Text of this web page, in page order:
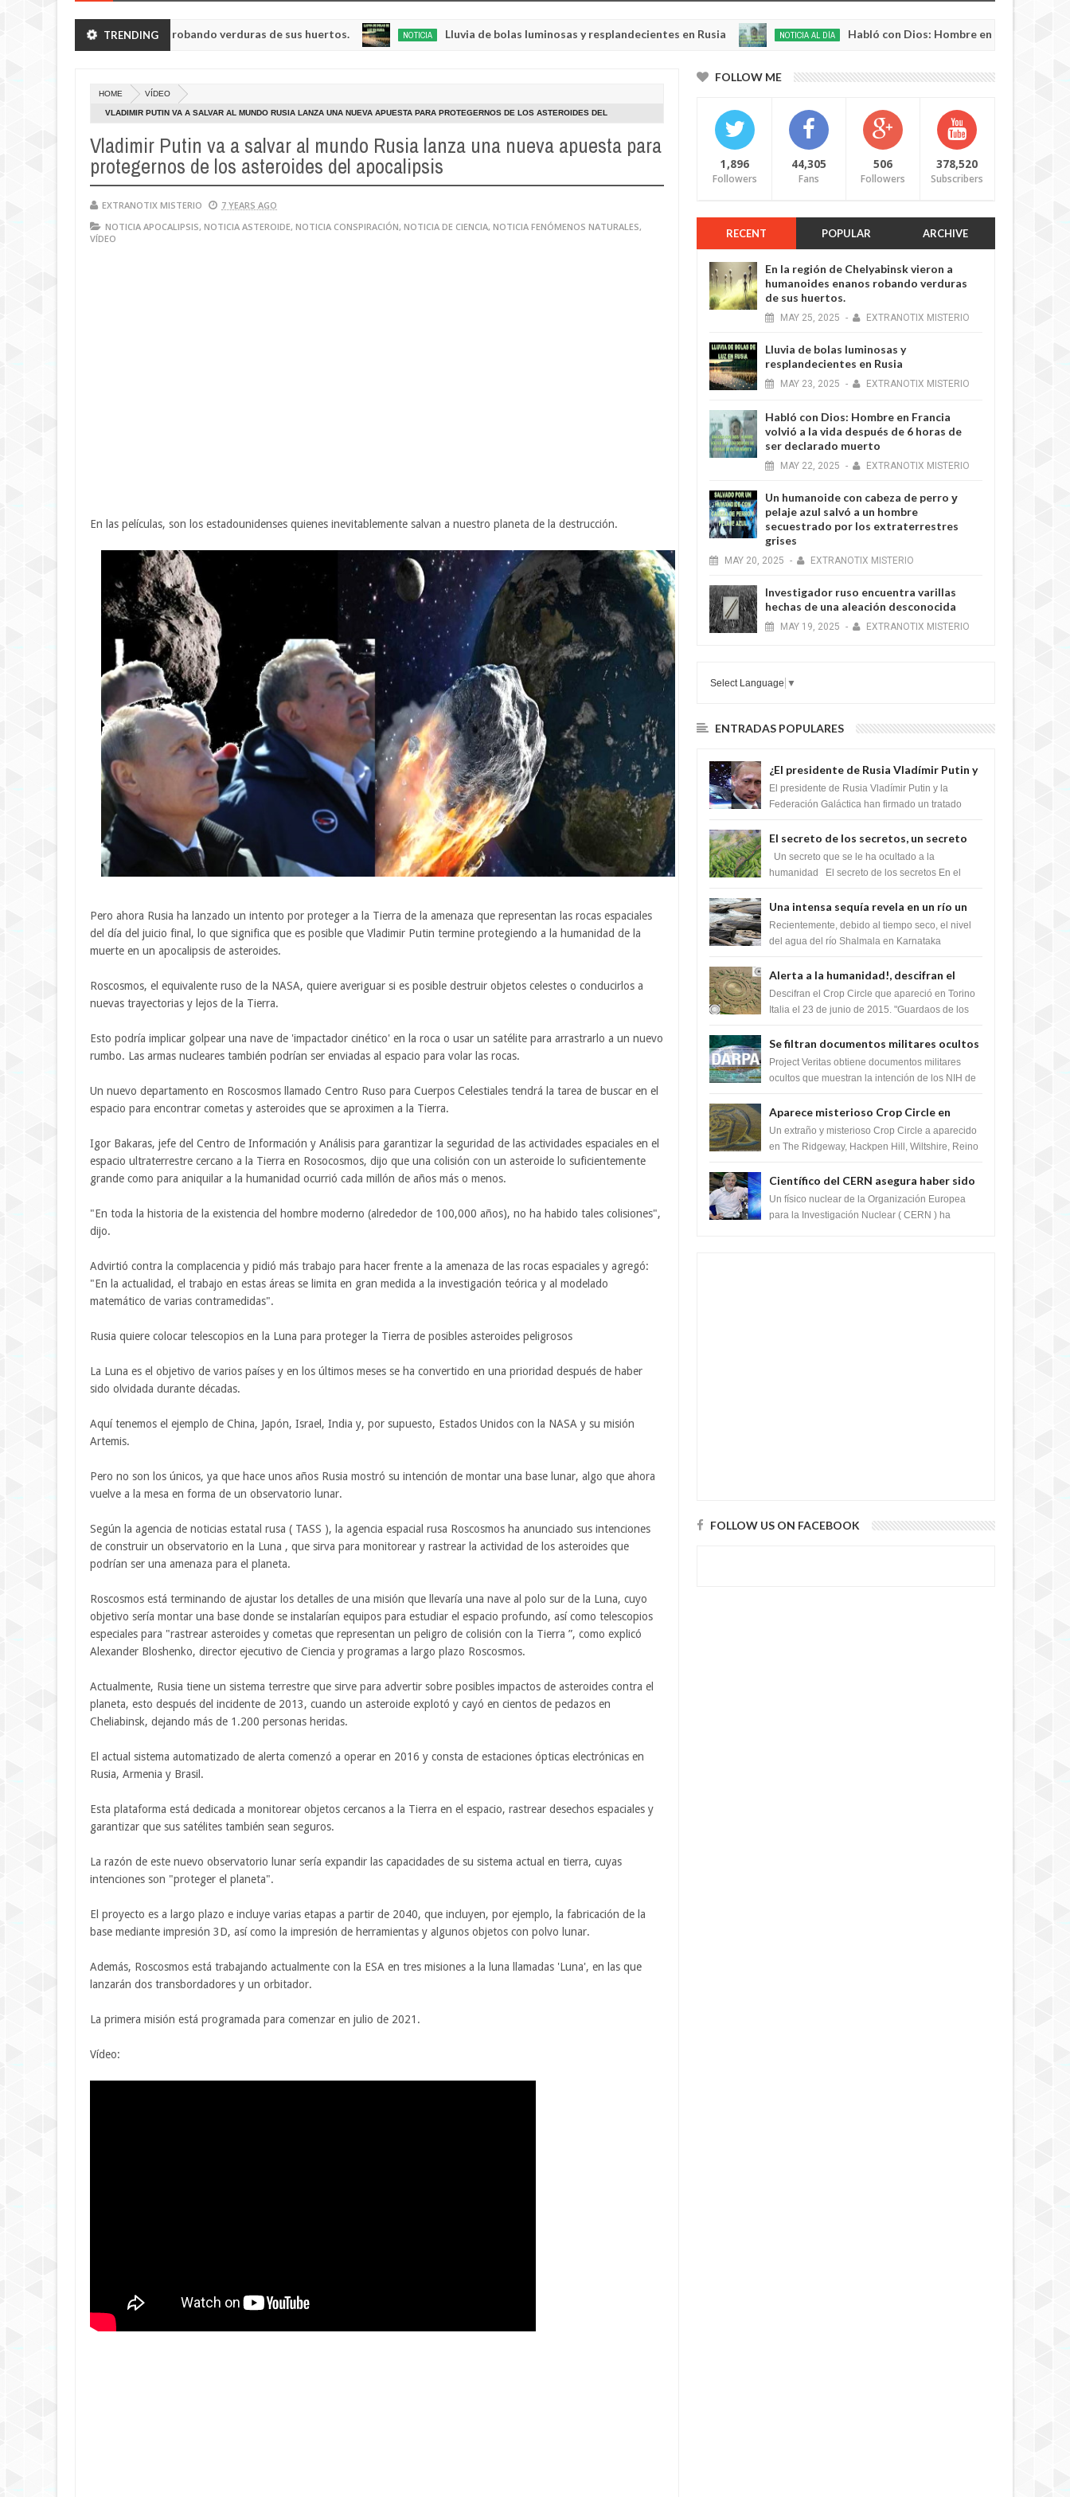
TRENDING
a humanoides enanos robando verduras de sus huertos. NOTICIA Lluvia de bolas luminosas y resplandecientes en Rusia
2025
0
NOTICIA AL DÍA Habló con Dios: Hombre en Francia volvió a la
HOME VÍDEO
VLADIMIR PUTIN VA A SALVAR AL MUNDO RUSIA LANZA UNA NUEVA APUESTA PARA PROTEGERNOS DE LOS ASTEROIDES DEL
Vladimir Putin va a salvar al mundo Rusia lanza una nueva apuesta para
protegernos de los asteroides del apocalipsis
EXTRANOTIX MISTERIO
7 YEARS AGO
NOTICIA APOCALIPSIS, NOTICIA ASTEROIDE, NOTICIA CONSPIRACIÓN, NOTICIA DE CIENCIA, NOTICIA FENÓMENOS NATURALES,
VÍDEO
En las películas, son los estadounidenses quienes inevitablemente salvan a nuestro planeta de la destrucción.
Pero ahora Rusia ha lanzado un intento por proteger a la Tierra de la amenaza que representan las rocas espaciales
del día del juicio final, lo que significa que es posible que Vladimir Putin termine protegiendo a la humanidad de la
muerte en un apocalipsis de asteroides.
Roscosmos, el equivalente ruso de la NASA, quiere averiguar si es posible destruir objetos celestes o conducirlos a
nuevas trayectorias y lejos de la Tierra.
Esto podría implicar golpear una nave de 'impactador cinético' en la roca o usar un satélite para arrastrarlo a un nuevo
rumbo. Las armas nucleares también podrían ser enviadas al espacio para volar las rocas.
Un nuevo departamento en Roscosmos llamado Centro Ruso para Cuerpos Celestiales tendrá la tarea de buscar en el
espacio para encontrar cometas y asteroides que se aproximen a la Tierra.
Igor Bakaras, jefe del Centro de Información y Análisis para garantizar la seguridad de las actividades espaciales en el
espacio ultraterrestre cercano a la Tierra en Rosocosmos, dijo que una colisión con un asteroide lo suficientemente
grande como para aniquilar a la humanidad ocurrió cada millón de años más o menos.
"En toda la historia de la existencia del hombre moderno (alrededor de 100,000 años), no ha habido tales colisiones",
dijo.
Advirtió contra la complacencia y pidió más trabajo para hacer frente a la amenaza de las rocas espaciales y agregó:
"En la actualidad, el trabajo en estas áreas se limita en gran medida a la investigación teórica y al modelado
matemático de varias contramedidas".
Rusia quiere colocar telescopios en la Luna para proteger la Tierra de posibles asteroides peligrosos
La Luna es el objetivo de varios países y en los últimos meses se ha convertido en una prioridad después de haber
sido olvidada durante décadas.
Aquí tenemos el ejemplo de China, Japón, Israel, India y, por supuesto, Estados Unidos con la NASA y su misión
Artemis.
Pero no son los únicos, ya que hace unos años Rusia mostró su intención de montar una base lunar, algo que ahora
vuelve a la mesa en forma de un observatorio lunar.
Según la agencia de noticias estatal rusa ( TASS ), la agencia espacial rusa Roscosmos ha anunciado sus intenciones
de construir un observatorio en la Luna , que sirva para monitorear y rastrear la actividad de los asteroides que
podrían ser una amenaza para el planeta.
Roscosmos está terminando de ajustar los detalles de una misión que llevaría una nave al polo sur de la Luna, cuyo
objetivo sería montar una base donde se instalarían equipos para estudiar el espacio profundo, así como telescopios
especiales para "rastrear asteroides y cometas que representan un peligro de colisión con la Tierra ”, como explicó
Alexander Bloshenko, director ejecutivo de Ciencia y programas a largo plazo Roscosmos.
Actualmente, Rusia tiene un sistema terrestre que sirve para advertir sobre posibles impactos de asteroides contra el
planeta, esto después del incidente de 2013, cuando un asteroide explotó y cayó en cientos de pedazos en
Cheliabinsk, dejando más de 1.200 personas heridas.
El actual sistema automatizado de alerta comenzó a operar en 2016 y consta de estaciones ópticas electrónicas en
Rusia, Armenia y Brasil.
Esta plataforma está dedicada a monitorear objetos cercanos a la Tierra en el espacio, rastrear desechos espaciales y
garantizar que sus satélites también sean seguros.
La razón de este nuevo observatorio lunar sería expandir las capacidades de su sistema actual en tierra, cuyas
intenciones son "proteger el planeta".
El proyecto es a largo plazo e incluye varias etapas a partir de 2040, que incluyen, por ejemplo, la fabricación de la
base mediante impresión 3D, así como la impresión de herramientas y algunos objetos con polvo lunar.
Además, Roscosmos está trabajando actualmente con la ESA en tres misiones a la luna llamadas 'Luna', en las que
lanzarán dos transbordadores y un orbitador.
La primera misión está programada para comenzar en julio de 2021.
Vídeo:
FOLLOW ME
1,896
Followers
44,305
Fans
506
Followers
378,520
Subscribers
RECENT POPULAR ARCHIVE
En la región de Chelyabinsk vieron a
humanoides enanos robando verduras
de sus huertos.
MAY 25, 2025 - EXTRANOTIX MISTERIO
Lluvia de bolas luminosas y
resplandecientes en Rusia
MAY 23, 2025 - EXTRANOTIX MISTERIO
Habló con Dios: Hombre en Francia
volvió a la vida después de 6 horas de
ser declarado muerto
MAY 22, 2025 - EXTRANOTIX MISTERIO
Un humanoide con cabeza de perro у
pelaje azul salvó a un hombre
secuestrado por los extraterrestres
grises
MAY 20, 2025 - EXTRANOTIX MISTERIO
Investigador ruso encuentra varillas
hechas de una aleación desconocida
MAY 19, 2025 - EXTRANOTIX MISTERIO
Select Language ▼
ENTRADAS POPULARES
¿El presidente de Rusia Vladímir Putin y
la Federación Galactica han firmado un
tratado para acabar con los Sionistas?
El presidente de Rusia Vladímir Putin y la
Federación Galáctica han firmado un tratado
Si...
El secreto de los secretos, un secreto
que cambiaría por completo el destino
de la humanidad
Un secreto que se le ha ocultado a la
humanidad El secreto de los secretos En el
m...
Una intensa sequía revela en un río un
impresionante hallazgo de miles de
Shiva Lingas
Recientemente, debido al tiempo seco, el nivel
del agua del río Shalmala en Karnataka
Shiv...
Alerta a la humanidad!, descifran el
mensaje del Crop Circle de Torino ,Italia
Descifran el Crop Circle que apareció en Torino
Italia el 23 de junio de 2015. "Guardaos de los
Se filtran documentos militares ocultos
que muestran la intención de los NIH de
crear el SARS-CoV-2, utilizando la
Project Veritas obtiene documentos militares
ocultos que muestran la intención de los NIH de
Aparece misterioso Crop Circle en
Reino Unido 23 de junio 2016
Un extraño y misterioso Crop Circle a aparecido
en The Ridgeway, Hackpen Hill, Wiltshire, Reino
Científico del CERN asegura haber sido
ayudado por seres de luz durante una
prueba del Colisionador de Hadrones
Un físico nuclear de la Organización Europea
para la Investigación Nuclear ( CERN ) ha
FOLLOW US ON FACEBOOK